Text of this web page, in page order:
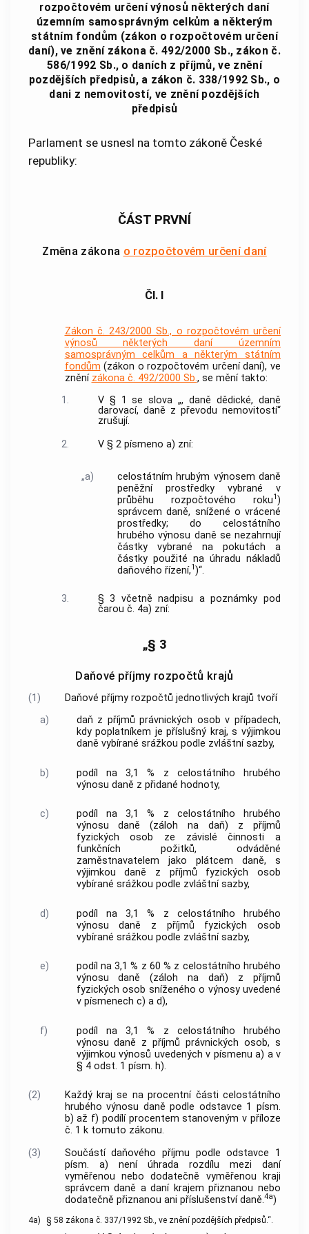
rozpočtovém určení výnosů některých daní
územním samosprávným celkům a některým
státním fondům (zákon o rozpočtovém určení
daní), ve znění zákona č. 492/2000 Sb., zákon č.
586/1992 Sb., o daních z příjmů, ve znění
pozdějších předpisů, a zákon č. 338/1992 Sb., o
dani z nemovitostí, ve znění pozdějších
předpisů
Parlament se usnesl na tomto zákoně České
republiky:
ČÁST PRVNÍ
Změna zákona o rozpočtovém určení daní
Čl. I
Zákon č. 243/2000 Sb., o rozpočtovém určení
výnosů některých daní územním
samosprávným celkům a některým státním
fondům (zákon o rozpočtovém určení daní), ve
znění zákona č. 492/2000 Sb., se mění takto:
1.
V § 1 se slova „, daně dědické, daně
darovací, daně z převodu nemovitostí“
zrušují.
2.
V § 2 písmeno a) zní:
„a)
celostátním hrubým výnosem daně
peněžní prostředky vybrané v
průběhu rozpočtového roku1)
správcem daně, snížené o vrácené
prostředky; do celostátního
hrubého výnosu daně se nezahrnují
částky vybrané na pokutách a
částky použité na úhradu nákladů
daňového řízení,1)“.
3.
§ 3 včetně nadpisu a poznámky pod
čarou č. 4a) zní:
„§ 3
Daňové příjmy rozpočtů krajů
(1)
Daňové příjmy rozpočtů jednotlivých krajů tvoří
a)
daň z příjmů právnických osob v případech,
kdy poplatníkem je příslušný kraj, s výjimkou
daně vybírané srážkou podle zvláštní sazby,
b)
podíl na 3,1 % z celostátního hrubého
výnosu daně z přidané hodnoty,
c)
podíl na 3,1 % z celostátního hrubého
výnosu daně (záloh na daň) z příjmů
fyzických osob ze závislé činnosti a
funkčních požitků, odváděné
zaměstnavatelem jako plátcem daně, s
výjimkou daně z příjmů fyzických osob
vybírané srážkou podle zvláštní sazby,
d)
podíl na 3,1 % z celostátního hrubého
výnosu daně z příjmů fyzických osob
vybírané srážkou podle zvláštní sazby,
e)
podíl na 3,1 % z 60 % z celostátního hrubého
výnosu daně (záloh na daň) z příjmů
fyzických osob sníženého o výnosy uvedené
v písmenech c) a d),
f)
podíl na 3,1 % z celostátního hrubého
výnosu daně z příjmů právnických osob, s
výjimkou výnosů uvedených v písmenu a) a v
§ 4 odst. 1 písm. h).
(2)
Každý kraj se na procentní části celostátního
hrubého výnosu daně podle odstavce 1 písm.
b) až f) podílí procentem stanoveným v příloze
č. 1 k tomuto zákonu.
(3)
Součástí daňového příjmu podle odstavce 1
písm. a) není úhrada rozdílu mezi daní
vyměřenou nebo dodatečně vyměřenou kraji
správcem daně a daní krajem přiznanou nebo
dodatečně přiznanou ani příslušenství daně.4a)
4a) § 58 zákona č. 337/1992 Sb., ve znění pozdějších předpisů.“.